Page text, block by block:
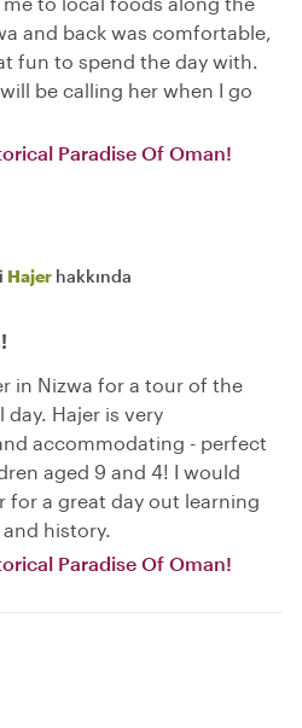
and back was comfortable,
fun to spend the day with.
be calling her when I go
Paradise Of Oman!
Hajer hakkında
in Nizwa for a tour of the
Hajer is very
accommodating - perfect
aged 9 and 4! I would
for a great day out learning
history.
Paradise Of Oman!